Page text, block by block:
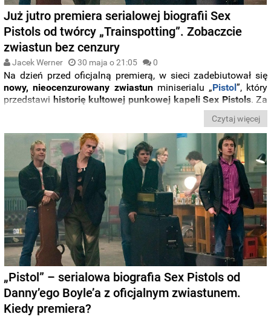
Już jutro premiera serialowej biografii Sex
Pistols od twórcy „Trainspotting”. Zobaczcie
zwiastun bez cenzury
Jacek Werner 30 maja o 21:05 0
Na dzień przed oficjalną premierą, w sieci zadebiutował się
nowy, nieocenzurowany zwiastunminiserialu „Pistol”, który
przedstawi historię kultowej punkowej kapeli Sex Pistols. Za
, jako reżyser i producent odpowiada
Czytaj więcej
„Pistol” – serialowa biografia Sex Pistols od
Danny’ego Boyle’a z oficjalnym zwiastunem.
Kiedy premiera?